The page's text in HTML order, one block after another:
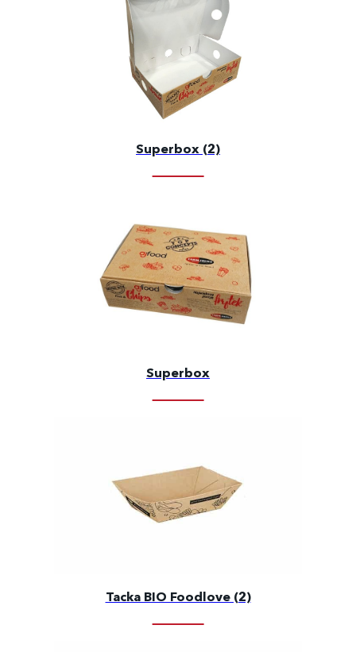
Superbox (2)
Superbox
Tacka BIO Foodlove (2)